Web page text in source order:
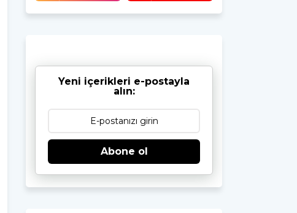
Yeni içerikleri e-postayla
alın:
Abone ol